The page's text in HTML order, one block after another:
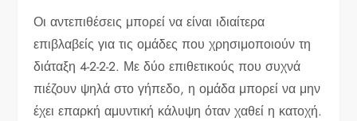
Οι αντεπιθέσεις μπορεί να είναι ιδιαίτερα
επιβλαβείς για τις ομάδες που χρησιμοποιούν τη
διάταξη 4-2-2-2. Με δύο επιθετικούς που συχνά
πιέζουν ψηλά στο γήπεδο, η ομάδα μπορεί να μην
έχει επαρκή αμυντική κάλυψη όταν χαθεί η κατοχή.